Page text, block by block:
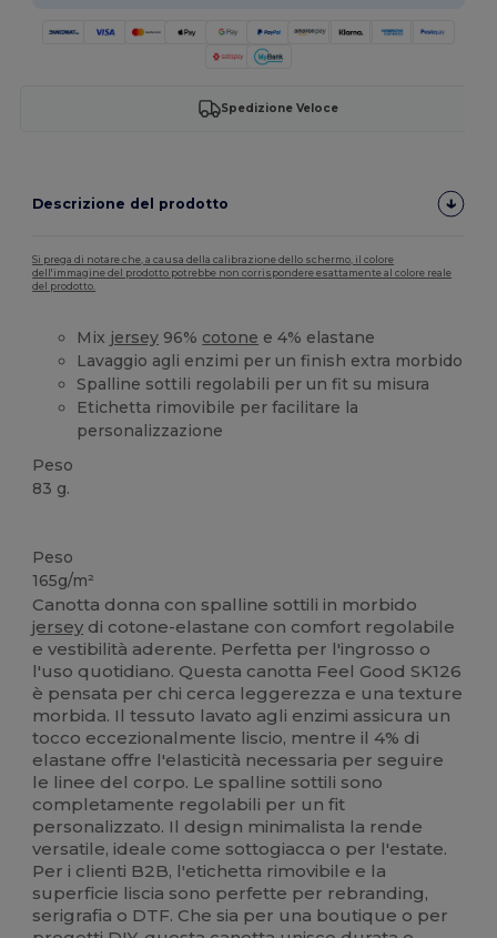
Spedizione Veloce
Descrizione del prodotto
Si prega di notare che, a causa della calibrazione dello schermo, il colore
dell'immagine del prodotto potrebbe non corrispondere esattamente al colore reale
del prodotto.
Mix jersey 96% cotone e 4% elastane
Lavaggio agli enzimi per un finish extra morbido
Spalline sottili regolabili per un fit su misura
Etichetta rimovibile per facilitare la
personalizzazione
Peso
83 g.
Peso
165g/m²
Canotta donna con spalline sottili in morbido
jersey di cotone-elastane con comfort regolabile
e vestibilità aderente. Perfetta per l'ingrosso o
l'uso quotidiano. Questa canotta Feel Good SK126
è pensata per chi cerca leggerezza e una texture
morbida. Il tessuto lavato agli enzimi assicura un
tocco eccezionalmente liscio, mentre il 4% di
elastane offre l'elasticità necessaria per seguire
le linee del corpo. Le spalline sottili sono
completamente regolabili per un fit
personalizzato. Il design minimalista la rende
versatile, ideale come sottogiacca o per l'estate.
Per i clienti B2B, l'etichetta rimovibile e la
superficie liscia sono perfette per rebranding,
serigrafia o DTF. Che sia per una boutique o per